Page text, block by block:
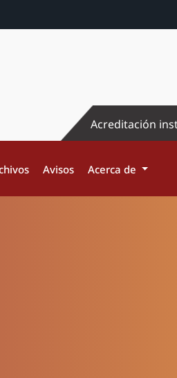
Acreditación
Avisos Acerca de